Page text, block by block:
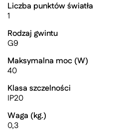
Liczba punktów światła
1
Rodzaj gwintu
G9
Maksymalna moc (W)
40
Klasa szczelności
IP20
Waga (kg.)
0,3